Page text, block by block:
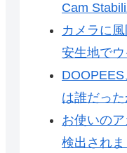
Cam
カメラに
安生地で
は誰だった
お使いの
検出されま